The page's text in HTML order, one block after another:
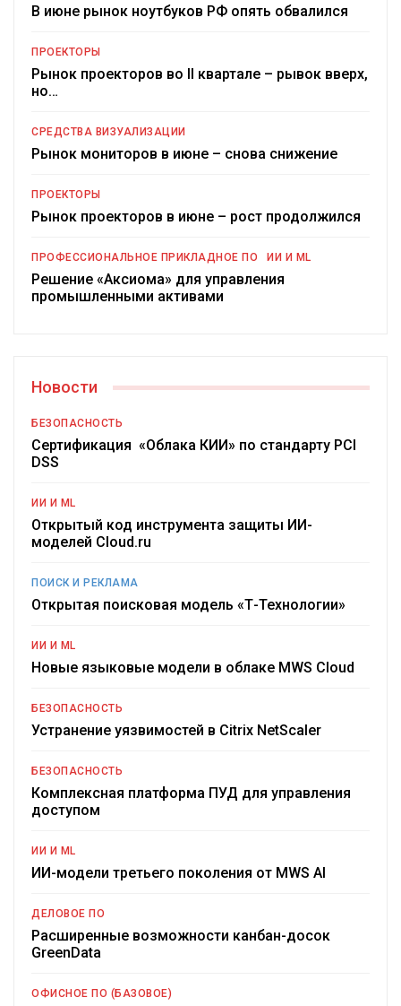
В июне рынок ноутбуков РФ опять обвалился
ПРОЕКТОРЫ
Рынок проекторов во II квартале – рывок вверх,
но…
СРЕДСТВА ВИЗУАЛИЗАЦИИ
Рынок мониторов в июне – снова снижение
ПРОЕКТОРЫ
Рынок проекторов в июне – рост продолжился
ПРОФЕССИОНАЛЬНОЕ ПРИКЛАДНОЕ ПО ИИ И ML
Решение «Аксиома» для управления
промышленными активами
Новости
БЕЗОПАСНОСТЬ
Сертификация «Облака КИИ» по стандарту PCI
DSS
ИИ И ML
Открытый код инструмента защиты ИИ-
моделей Cloud.ru
ПОИСК И РЕКЛАМА
Открытая поисковая модель «Т-Технологии»
ИИ И ML
Новые языковые модели в облаке MWS Cloud
БЕЗОПАСНОСТЬ
Устранение уязвимостей в Citrix NetScaler
БЕЗОПАСНОСТЬ
Комплексная платформа ПУД для управления
доступом
ИИ И ML
ИИ-модели третьего поколения от MWS AI
ДЕЛОВОЕ ПО
Расширенные возможности канбан-досок
GreenData
ОФИСНОЕ ПО (БАЗОВОЕ)